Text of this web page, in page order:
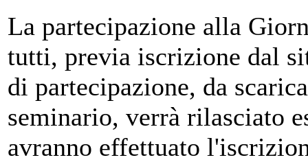
La partecipazione alla
tutti, previa iscrizione dal
di partecipazione, da
seminario, verrà rilasciato
avranno effettuato